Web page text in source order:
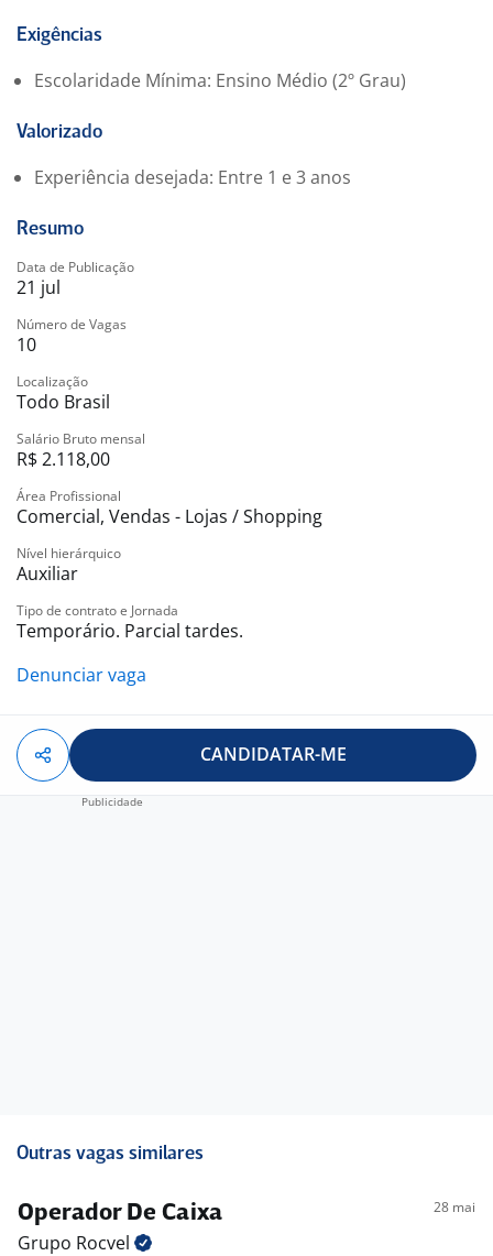
Exigências
Escolaridade Mínima: Ensino Médio (2º Grau)
Valorizado
Experiência desejada: Entre 1 e 3 anos
Resumo
Data de Publicação
21 jul
Número de Vagas
10
Localização
Todo Brasil
Salário Bruto mensal
R$ 2.118,00
Área Profissional
Comercial, Vendas - Lojas / Shopping
Nível hierárquico
Auxiliar
Tipo de contrato e Jornada
Temporário. Parcial tardes.
Denunciar vaga
CANDIDATAR-ME
Outras vagas similares
Operador De Caixa 28 mai
Grupo Rocvel